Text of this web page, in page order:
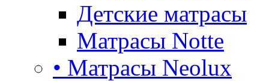
Детские матрасы
Матрасы Notte
• Матрасы Neolux